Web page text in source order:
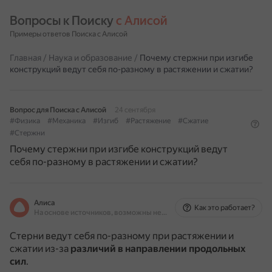
Вопросы к Поиску с Алисой
Примеры ответов Поиска с Алисой
Главная / Наука и образование / Почему стержни при изгибе
конструкций ведут себя по-разному в растяжении и сжатии?
Вопрос для Поиска с Алисой
24 сентября
#Физика
#Механика #Изгиб #Растяжение
#Сжатие
#Стержни
Почему стержни при изгибе конструкций ведут
себя по-разному в растяжении и сжатии?
Алиса
На основе источников, возможны неточности
Как это работает?
Стерни ведут себя по-разному при растяжении и
сжатии из-за различий в направлении продольных
сил.